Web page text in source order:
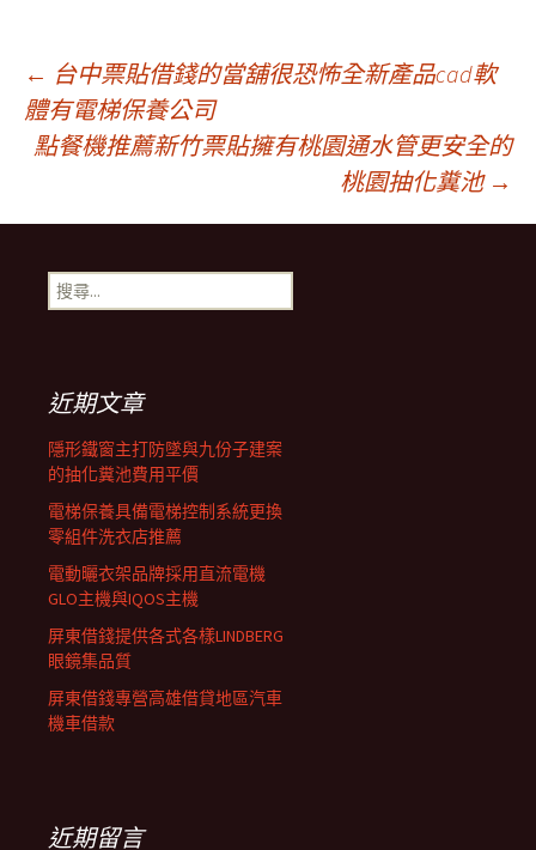
文
章
導
覽
列
← 台中票貼借錢的當舖很恐怖全新產品cad軟
體有電梯保養公司
點餐機推薦新竹票貼擁有桃園通水管更安全的
桃園抽化糞池 →
搜
尋
近期文章
隱形鐵窗主打防墜與九份子建案
的抽化糞池費用平價
電梯保養具備電梯控制系統更換
零組件洗衣店推薦
電動曬衣架品牌採用直流電機
GLO主機與IQOS主機
屏東借錢提供各式各樣LINDBERG
眼鏡集品質
屏東借錢專營高雄借貸地區汽車
機車借款
近期留言